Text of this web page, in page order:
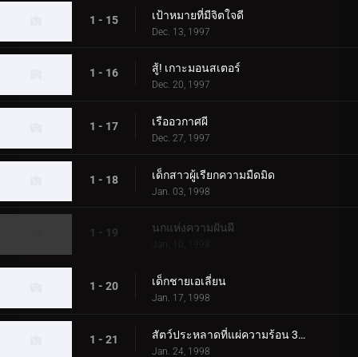
1 - 15 เป้าหมายที่มีจิตใจดี
Dec. 13, 1997
1 - 16 สู้! เกาะมอนสเตอร์
Dec. 20, 1997
1 - 17 เรืออวกาศผี
Dec. 27, 1997
1 - 18 เด็กสาวผู้เรียกความมืดมิด
Jan. 03, 1998
1 - 19 นกแห่งความฝันผี
Jan. 10, 1998
1 - 20 เด็กชายเอเลี่ยน
Jan. 17, 1998
1 - 21 สัตว์ประหลาดที่แผ่ความร้อน 3000 องศา
Jan. 24, 1998